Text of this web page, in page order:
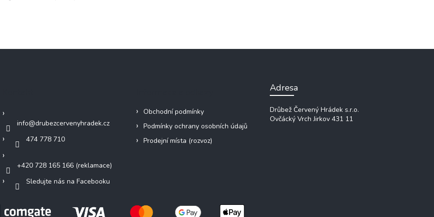
info@drubezcervenyhradek.cz
474 778 710
+420 728 165 166 (reklamace)
Sledujte nás na Facebooku
Obchodní podmínky
Podmínky ochrany osobních údajů
Prodejní místa (rozvoz)
Adresa
Drůbež Červený Hrádek s.r.o.
Ovčácký Vrch Jirkov 431 11